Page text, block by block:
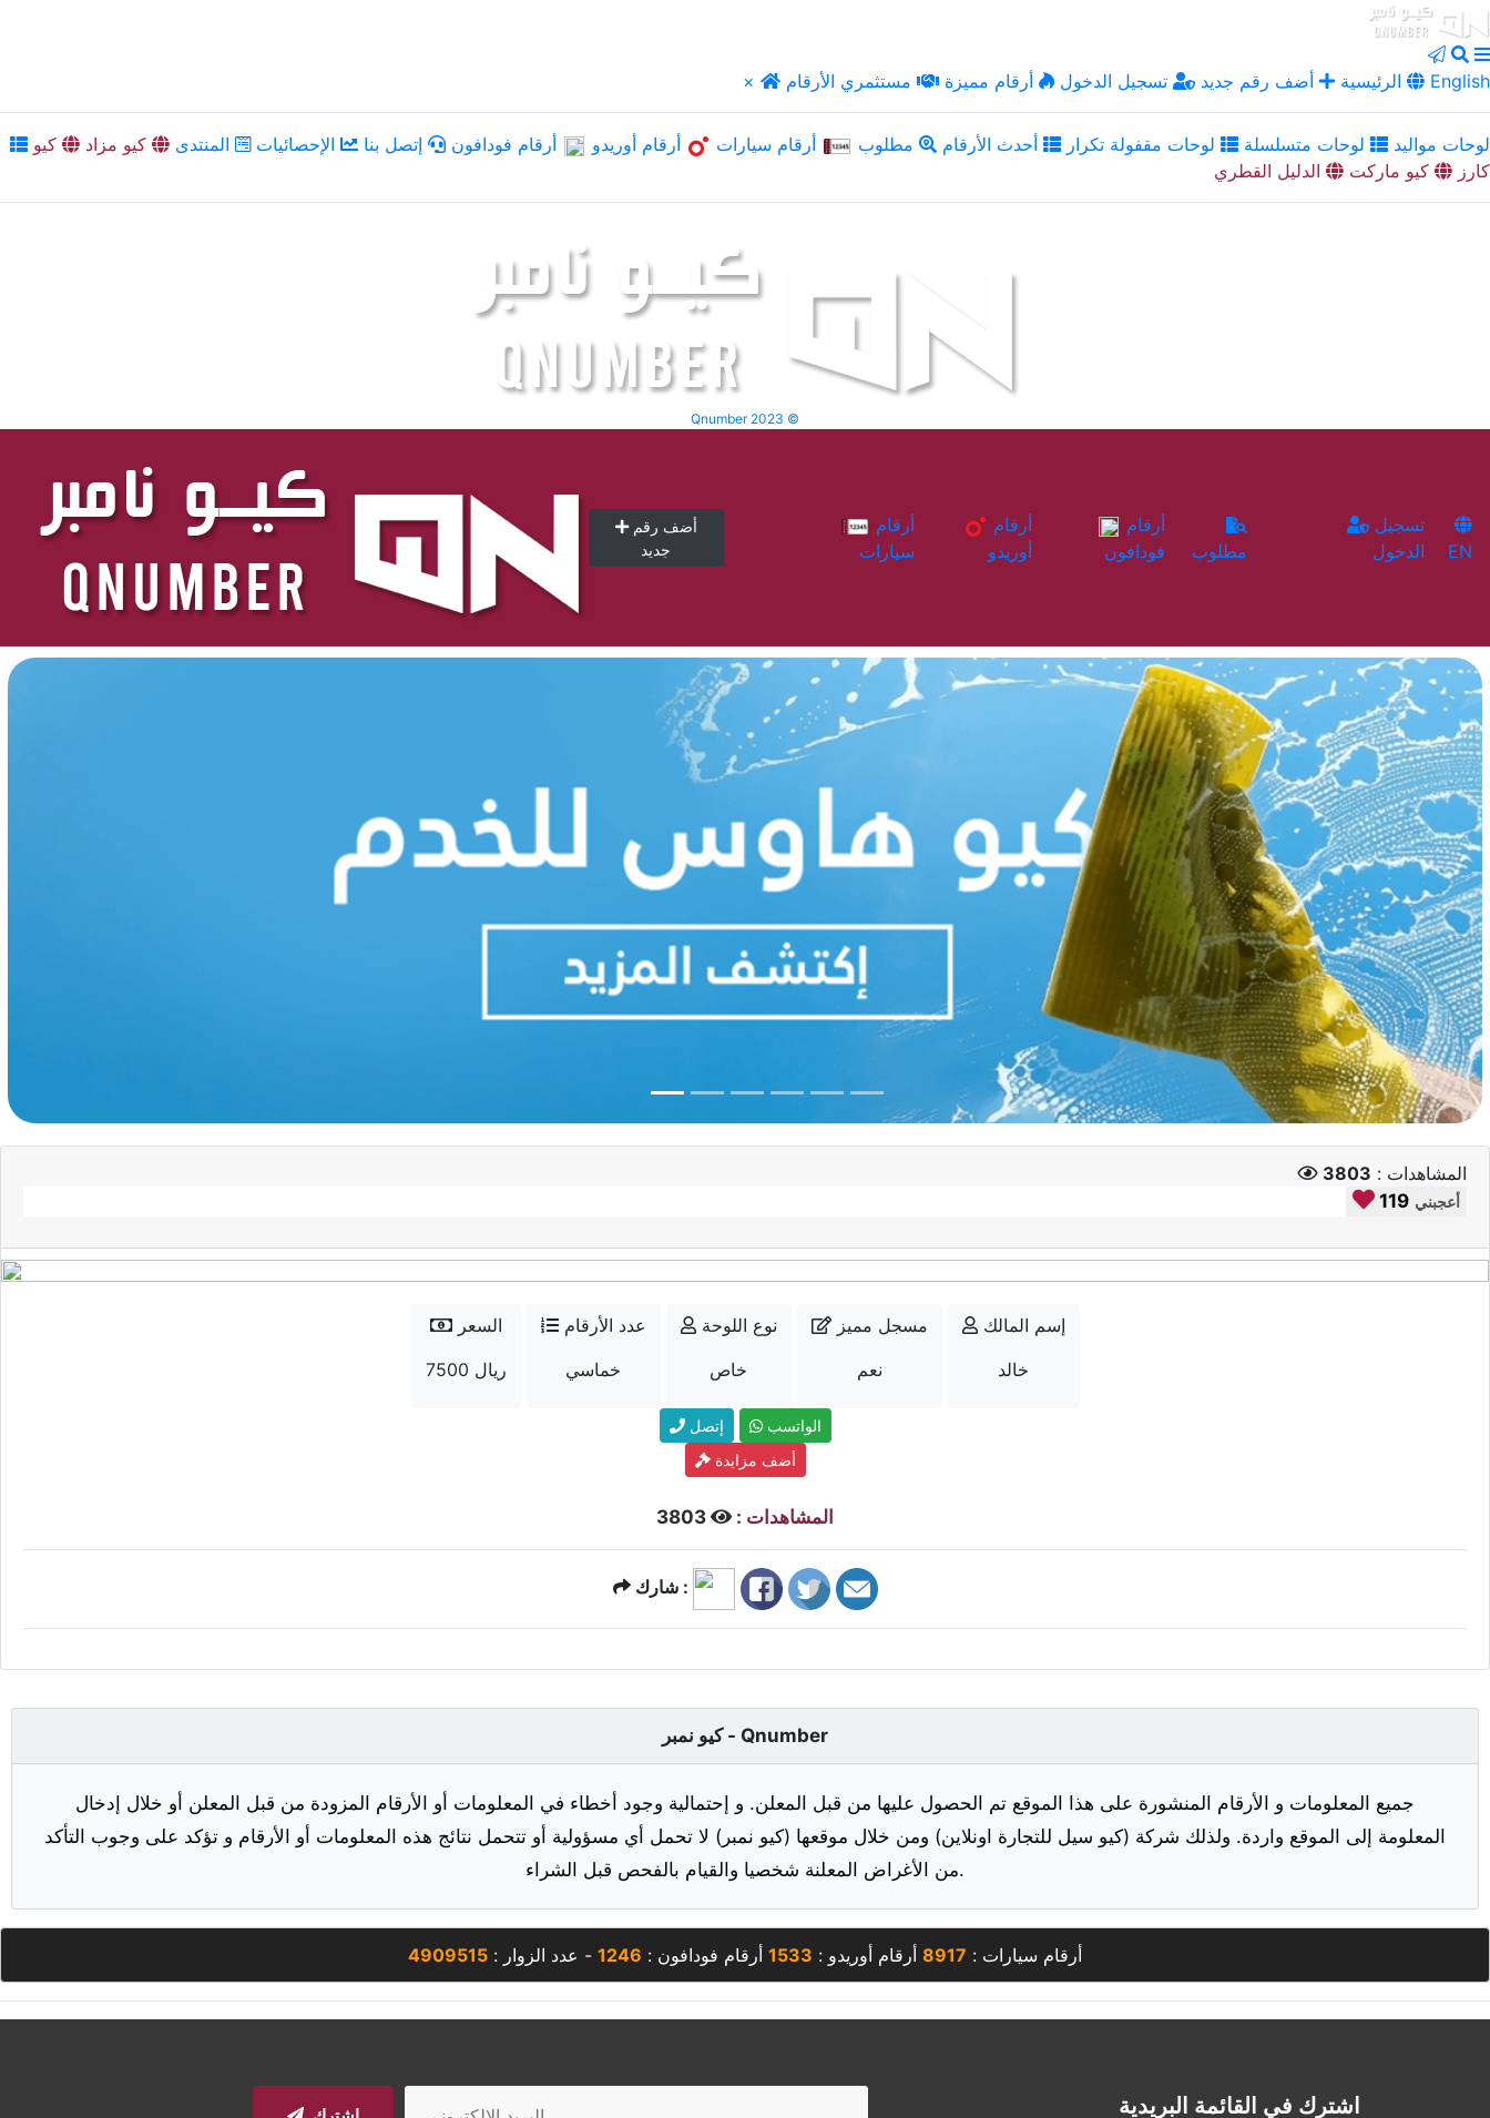
× الرئيسية أضف رقم جديد تسجيل الدخول أرقام مميزة مستثمري الأرقام English
لوحات مواليد لوحات متسلسلة لوحات مقفولة تكرار أحدث الأرقام مطلوب أرقام سيارات أرقام أوريدو أرقام فودافون إتصل بنا الإحصائيات المنتدى كيو مزاد
كيو
كارز
كيو ماركت الدليل القطري
Qnumber 2023 ©
أضف رقم
جديد
سيارات
أوريدو
فودافون
مطلوب
الدخول
EN